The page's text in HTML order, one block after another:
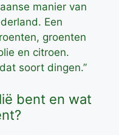
manier van
Een
groenten
en citroen.
soort dingen.”
bent en wat